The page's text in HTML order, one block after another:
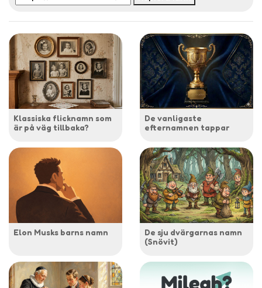
Klassiska flicknamn som
är på väg tillbaka?
De vanligaste
efternamnen tappar
Elon Musks barns namn
De sju dvärgarnas namn
(Snövit)